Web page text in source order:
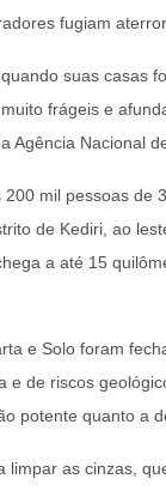
fugiam
suas casas
frágeis e
Agência Nacional
mil pessoas de
de Kediri, ao
a até 15
e Solo foram
e de riscos
potente quanto a
limpar as cinzas,